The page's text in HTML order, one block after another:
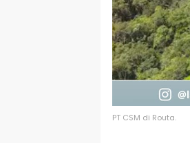
PT CSM di Routa.